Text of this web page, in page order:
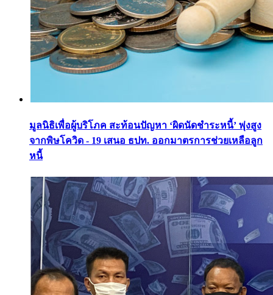
มูลนิธิเพื่อผู้บริโภค สะท้อนปัญหา ‘ผิดนัดชำระหนี้’ พุ่งสูง
จากพิษโควิด - 19 เสนอ ธปท. ออกมาตรการช่วยเหลือลูก
หนี้